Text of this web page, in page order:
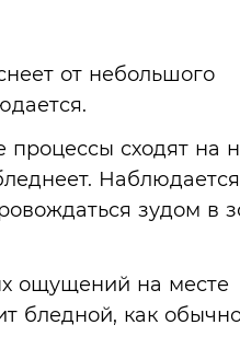
от небольшого
сходят на
Наблюдается
зудом в
ощущений на месте
бледной, как